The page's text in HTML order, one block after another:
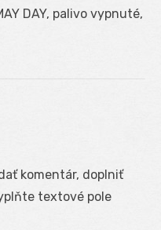
DAY, palivo vypnuté,
komentár, doplniť
textové pole